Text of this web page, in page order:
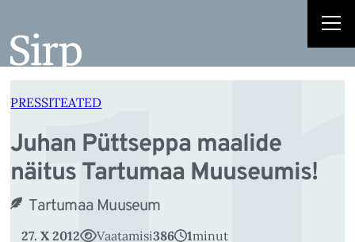
juurde
PRESSITEATED
Juhan Püttseppa maalide
näitus Tartumaa Muuseumis!
Tartumaa Muuseum
27. X 2012 Vaatamisi386 1minut